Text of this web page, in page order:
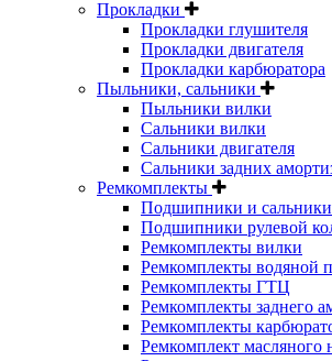
Прокладки
Прокладки глушителя
Прокладки двигателя
Прокладки карбюратора
Пыльники, сальники
Пыльники вилки
Сальники вилки
Сальники двигателя
Сальники задних
Ремкомплекты
Подшипники и сальники
Подшипники рулевой
Ремкомплекты вилки
Ремкомплекты водяной
Ремкомплекты ГТЦ
Ремкомплекты заднего
Ремкомплекты
Ремкомплект масляного